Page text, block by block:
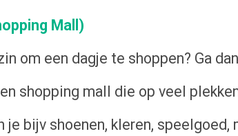
Mall)
om een dagje te shoppen? Ga
shopping mall die op veel
je bijv shoenen, kleren,